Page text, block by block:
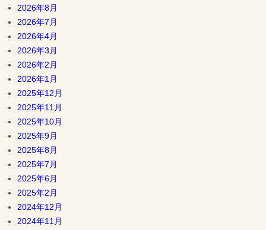
2026年8月
2026年7月
2026年4月
2026年3月
2026年2月
2026年1月
2025年12月
2025年11月
2025年10月
2025年9月
2025年8月
2025年7月
2025年6月
2025年2月
2024年12月
2024年11月